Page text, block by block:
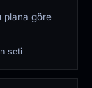
plana göre
seti